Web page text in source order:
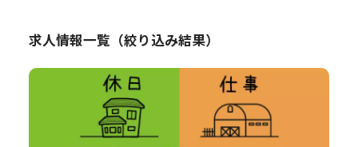
求人情報一覧（絞り込み結果）